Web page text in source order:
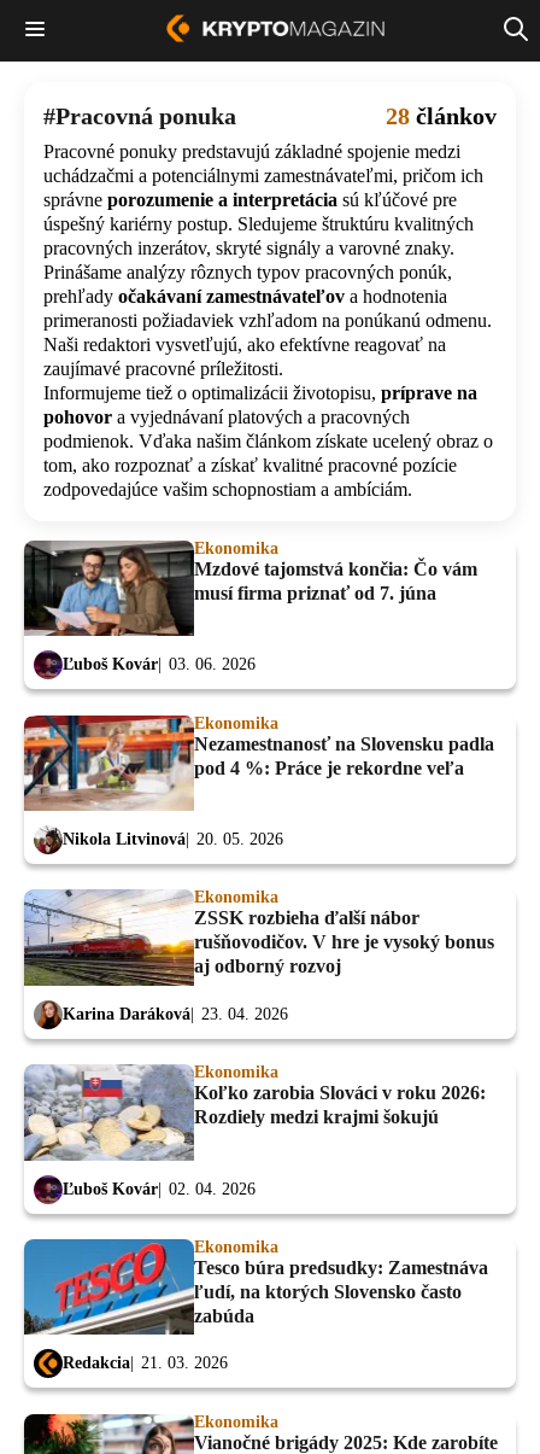
Pracovná ponuka 28 článkov
Pracovné ponuky predstavujú základné spojenie medzi
uchádzačmi a potenciálnymi zamestnávateľmi, pričom ich
správne porozumenie a interpretácia sú kľúčové pre
úspešný kariérny postup. Sledujeme štruktúru kvalitných
pracovných inzerátov, skryté signály a varovné znaky.
Prinášame analýzy rôznych typov pracovných ponúk,
prehľady očakávaní zamestnávateľov a hodnotenia
primeranosti požiadaviek vzhľadom na ponúkanú odmenu.
Naši redaktori vysvetľujú, ako efektívne reagovať na
zaujímavé pracovné príležitosti.
Informujeme tiež o optimalizácii životopisu, príprave na
pohovor a vyjednávaní platových a pracovných
podmienok. Vďaka našim článkom získate ucelený obraz o
tom, ako rozpoznať a získať kvalitné pracovné pozície
zodpovedajúce vašim schopnostiam a ambíciám.
Ekonomika
Mzdové tajomstvá končia: Čo vám
musí firma priznať od 7. júna
Ľuboš Kovár 03. 06. 2026
Ekonomika
Nezamestnanosť na Slovensku padla
pod 4 %: Práce je rekordne veľa
Nikola Litvinová 20. 05. 2026
Ekonomika
ZSSK rozbieha ďalší nábor
rušňovodičov. V hre je vysoký bonus
aj odborný rozvoj
Karina Daráková 23. 04. 2026
Ekonomika
Koľko zarobia Slováci v roku 2026:
Rozdiely medzi krajmi šokujú
Ľuboš Kovár 02. 04. 2026
Ekonomika
Tesco búra predsudky: Zamestnáva
ľudí, na ktorých Slovensko často
zabúda
Redakcia 21. 03. 2026
Ekonomika
Vianočné brigády 2025: Kde zarobíte